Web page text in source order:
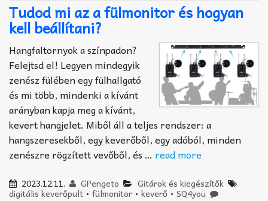
Tudod mi az a fülmonitor és hogyan
kell beállítani?
Hangfaltornyok a színpadon?
Felejtsd el! Legyen mindegyik
zenész fülében egy fülhallgató
és mi több, mindenki a kívánt
arányban kapja meg a kívánt,
kevert hangjelet. Miből áll a teljes rendszer: a
hangszeresekből, egy keverőből, egy adóból, minden
zenészre rögzített vevőből, és … read more
2023.12.11. GPengeto Gitárok és kiegészítők
digitális keverőpult • fülmonitor • keverő • SQ4you